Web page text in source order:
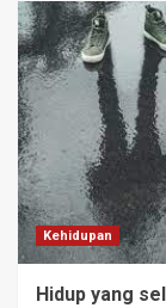
Kehidupan
Hidup yang